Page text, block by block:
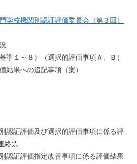
学校機関別認証評価委員会（第３回）
１～８）（選択的評価事項Ａ、Ｂ）
果への追記事項（案）
認証評価及び選択的評価事項に係る評
絡票
認証評価指定改善事項に係る評価結果